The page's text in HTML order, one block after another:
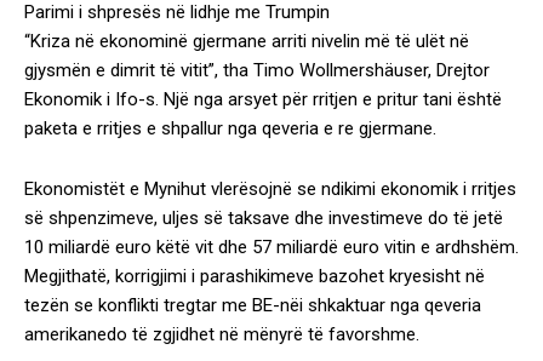
Parimi i shpresës në lidhje me Trumpin
“Kriza në ekonominë gjermane arriti nivelin më të ulët në
gjysmën e dimrit të vitit”, tha Timo Wollmershäuser, Drejtor
Ekonomik i Ifo-s. Një nga arsyet për rritjen e pritur tani është
paketa e rritjes e shpallur nga qeveria e re gjermane.
Ekonomistët e Mynihut vlerësojnë se ndikimi ekonomik i rritjes
së shpenzimeve, uljes së taksave dhe investimeve do të jetë
10 miliardë euro këtë vit dhe 57 miliardë euro vitin e ardhshëm.
Megjithatë, korrigjimi i parashikimeve bazohet kryesisht në
tezën se konflikti tregtar me BE-nëi shkaktuar nga qeveria
amerikanedo të zgjidhet në mënyrë të favorshme.